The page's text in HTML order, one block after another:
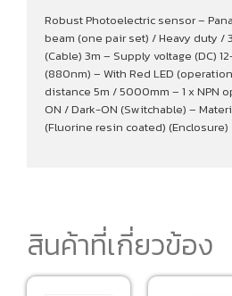
Robust Photoelectric sensor –
beam (one pair set) / Heavy duty /
(Cable) 3m – Supply voltage (DC)
(880nm) – With Red LED
distance 5m / 5000mm – 1 x NPN
ON / Dark-ON (Switchable) –
(Fluorine resin coated) (Enclosure)
สินค้าที่เกี่ยวข้อง